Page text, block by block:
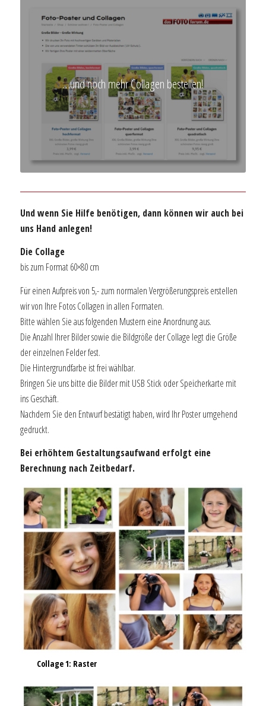
…und noch mehr Collagen bestellen!
Und wenn Sie Hilfe benötigen, dann können wir auch bei
uns Hand anlegen!
Die Collage
bis zum Format 60×80 cm
Für einen Aufpreis von 5,- zum normalen Vergrößerungspreis erstellen
wir von Ihre Fotos Collagen in allen Formaten.
Bitte wählen Sie aus folgenden Mustern eine Anordnung aus.
Die Anzahl Ihrer Bilder sowie die Bildgröße der Collage legt die Größe
der einzelnen Felder fest.
Die Hintergrundfarbe ist frei wählbar.
Bringen Sie uns bitte die Bilder mit USB Stick oder Speicherkarte mit
ins Geschäft.
Nachdem Sie den Entwurf bestätigt haben, wird Ihr Poster umgehend
gedruckt.
Bei erhöhtem Gestaltungsaufwand erfolgt eine
Berechnung nach Zeitbedarf.
Collage 1: Raster